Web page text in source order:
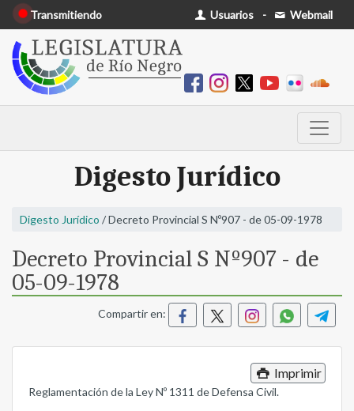
Transmitiendo Usuarios - Webmail
Digesto Jurídico
Digesto Jurídico / Decreto Provincial S Nº907 - de 05-09-1978
Decreto Provincial S Nº907 - de
05-09-1978
Compartir en:
Imprimir
Reglamentación de la Ley Nº 1311 de Defensa Civil.